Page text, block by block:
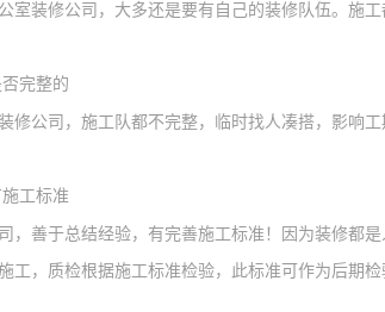
室装修公司，大多还是要有自己的装修队伍。施
完整的
修公司，施工队都不完整，临时找人凑搭，影响工
工标准
， 善于总结经验，有完善施工标准！因为装修都
工，质检根据施工标准检验，此标准可作为后期